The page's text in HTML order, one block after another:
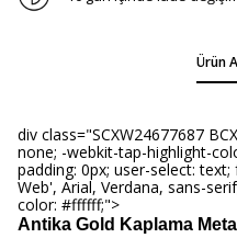
Ürün
div class="SCXW24677687
none; -webkit-tap-highlight-
padding: 0px; user-select:
Web', Arial, Verdana, sans-
color: #ffffff;">
Antika Gold Kaplama